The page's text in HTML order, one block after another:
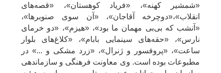
«شمشیر کهنه»، «فریاد کوهستان»، «قصه‌های
انقلاب»،«دوچرخه آقاجان»، «آن سوی صنوبرها»،
«آنشب که بی‌بی مهمان ما بود»، «هیزم»، «دو خرمای
نارس»، «حقه‌های سینمایی بابام»، «کلاغ‌های بلوار
ساعت»، «پروفسور و ژنرال»، «زرد مشکی و ...» در
مطبوعات بوده است. وی معاونت فرهنگی و سازماندهی